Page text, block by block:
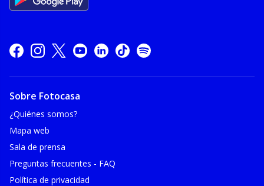
Sobre Fotocasa
¿Quiénes somos?
Mapa web
Sala de prensa
Preguntas frecuentes - FAQ
Política de privacidad